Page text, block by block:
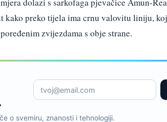
kako preko tijela ima crnu valovitu liniju,
zvijezdama s obje strane.
o svemiru, znanosti i tehnologiji.